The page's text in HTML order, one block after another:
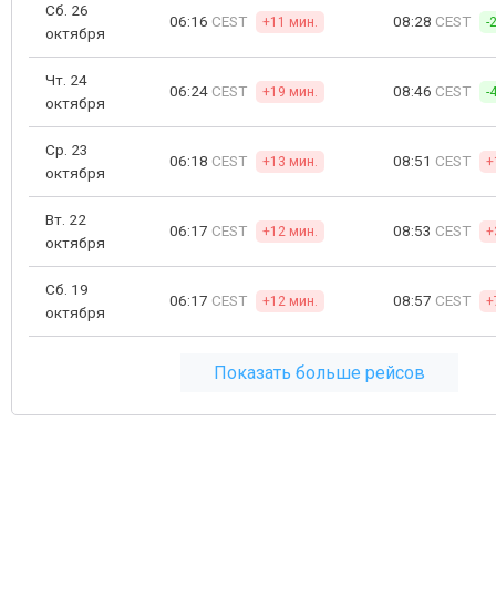
Сб. 26
октября
06:16 CEST +11 мин. 08:28 CEST -
Чт. 24
октября
06:24 CEST +19 мин. 08:46 CEST -
Ср. 23
октября
06:18 CEST +13 мин. 08:51 CEST
Вт. 22
октября
06:17 CEST +12 мин. 08:53 CEST
Сб. 19
октября
06:17 CEST +12 мин. 08:57 CEST
Показать больше рейсов